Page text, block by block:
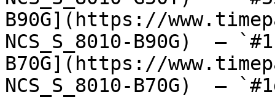
B90G](https://
NCS_S_8010-B90G)  —
B70G](https://
NCS_S_8010-B70G)  —